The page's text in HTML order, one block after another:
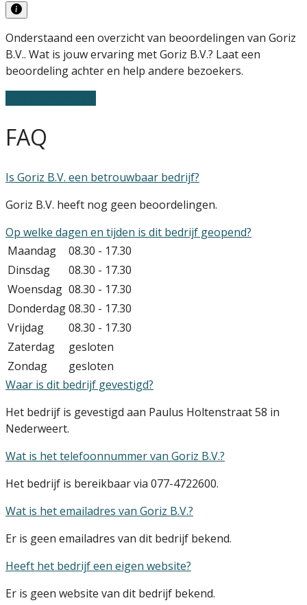
Onderstaand een overzicht van beoordelingen van Goriz
B.V.. Wat is jouw ervaring met Goriz B.V.? Laat een
beoordeling achter en help andere bezoekers.
FAQ
Is Goriz B.V. een betrouwbaar bedrijf?
Goriz B.V. heeft nog geen beoordelingen.
Op welke dagen en tijden is dit bedrijf geopend?
Maandag
08.30 - 17.30
Dinsdag
08.30 - 17.30
Woensdag 08.30 - 17.30
Donderdag08.30 - 17.30
Vrijdag
08.30 - 17.30
Zaterdag
gesloten
Zondag
gesloten
Waar is dit bedrijf gevestigd?
Het bedrijf is gevestigd aan Paulus Holtenstraat 58 in
Nederweert.
Wat is het telefoonnummer van Goriz B.V.?
Het bedrijf is bereikbaar via 077-4722600.
Wat is het emailadres van Goriz B.V.?
Er is geen emailadres van dit bedrijf bekend.
Heeft het bedrijf een eigen website?
Er is geen website van dit bedrijf bekend.